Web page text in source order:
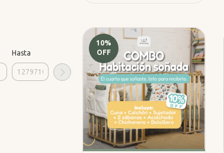
Hasta
10%
OFF